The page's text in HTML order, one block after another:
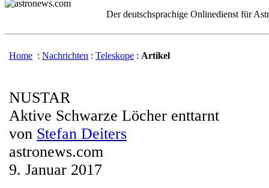
Der deutschsprachige Onlinedienst für
Home : Nachrichten : Teleskope : Artikel
NUSTAR
Aktive Schwarze Löcher enttarnt
von Stefan Deiters
astronews.com
9. Januar 2017